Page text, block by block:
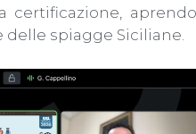
certificazione,
spiagge Siciliane.